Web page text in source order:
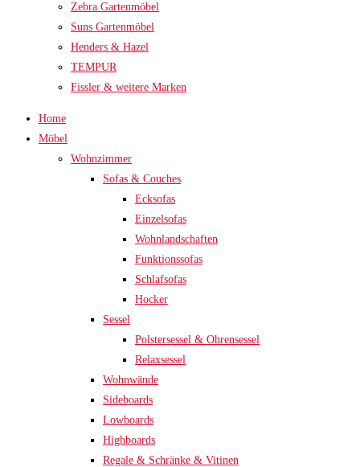
Zebra Gartenmöbel
Suns Gartenmöbel
Henders & Hazel
TEMPUR
Fissler & weitere Marken
Home
Möbel
Wohnzimmer
Sofas & Couches
Ecksofas
Einzelsofas
Wohnlandschaften
Funktionssofas
Schlafsofas
Hocker
Sessel
Polstersessel & Ohrensessel
Relaxsessel
Wohnwände
Sideboards
Lowboards
Highboards
Regale & Schränke & Vitinen